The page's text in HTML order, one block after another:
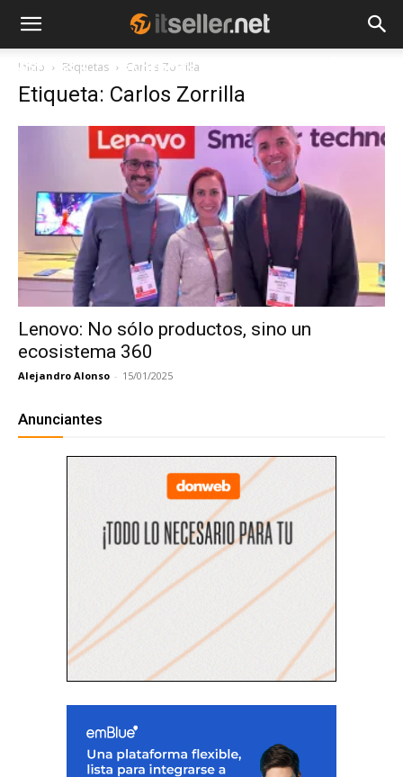
NOTICIAS TENDENCIAS
Inicio Etiquetas Carlos Zorrilla
Etiqueta: Carlos Zorrilla
Lenovo: No sólo productos, sino un
ecosistema 360
Alejandro Alonso - 15/01/2025
Anunciantes